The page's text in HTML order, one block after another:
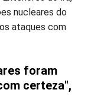
no
no
nucleares do
ataques com
foram
certeza",